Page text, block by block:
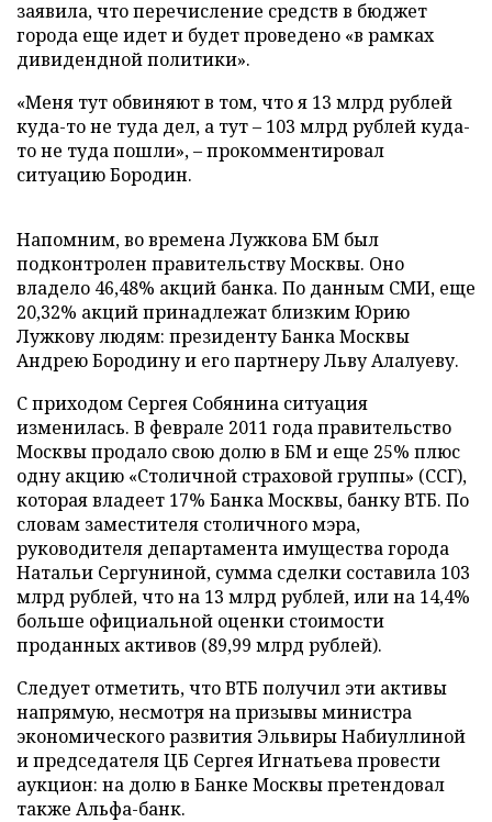
заявила, что перечисление средств в бюджет
города еще идет и будет проведено «в рамках
дивидендной политики».
«Меня тут обвиняют в том, что я 13 млрд рублей
куда-то не туда дел, а тут – 103 млрд рублей куда-
то не туда пошли», – прокомментировал
ситуацию Бородин.
Напомним, во времена Лужкова БМ был
подконтролен правительству Москвы. Оно
владело 46,48% акций банка. По данным СМИ, еще
20,32% акций принадлежат близким Юрию
Лужкову людям: президенту Банка Москвы
Андрею Бородину и его партнеру Льву Алалуеву.
С приходом Сергея Собянина ситуация
изменилась. В феврале 2011 года правительство
Москвы продало свою долю в БМ и еще 25% плюс
одну акцию «Столичной страховой группы» (ССГ),
которая владеет 17% Банка Москвы, банку ВТБ. По
словам заместителя столичного мэра,
руководителя департамента имущества города
Натальи Сергуниной, сумма сделки составила 103
млрд рублей, что на 13 млрд рублей, или на 14,4%
больше официальной оценки стоимости
проданных активов (89,99 млрд рублей).
Следует отметить, что ВТБ получил эти активы
напрямую, несмотря на призывы министра
экономического развития Эльвиры Набиуллиной
и председателя ЦБ Сергея Игнатьева провести
аукцион: на долю в Банке Москвы претендовал
также Альфа-банк.